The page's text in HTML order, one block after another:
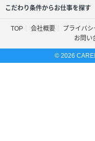
こだわり条件からお仕事を探す
TOP 会社概要 プライバ
お問い
© 2026